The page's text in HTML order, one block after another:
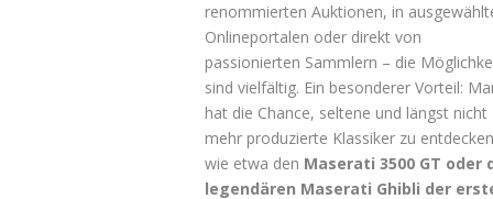
renommierten Auktionen, in
Onlineportalen oder direkt von
passionierten Sammlern – die
sind vielfältig. Ein besonderer Vorteil:
hat die Chance, seltene und längst nicht
mehr produzierte Klassiker zu
wie etwa den Maserati 3500 GT oder
legendären Maserati Ghibli der